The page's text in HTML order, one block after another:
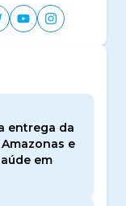
entrega da
e
em